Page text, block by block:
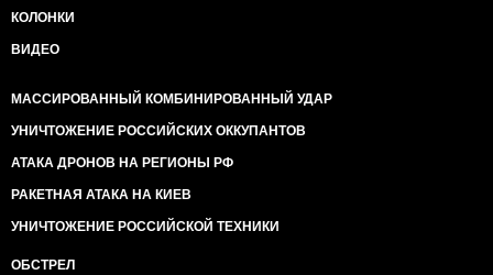
zayavil-chto-dlya-sberbanka-krym-ne-rossiya-42064/ -
ссылка).
может обернуться большим плюсом для российской
экономики. Надгробный крест, что ли?
15. Как россия борется с кризисом? Ждет, когда
премию по экономике.
16. Менты в Сочи пошли на дидов! Низабудим,
нипрастим! Бандеровская многоходовочка:
заселили Кубань "хохлами", которые ждали
удобного момента, чтобы начать
КОЛОНКИ
ВИДЕО
МАССИРОВАННЫЙ КОМБИНИРОВАННЫЙ УДАР
УНИЧТОЖЕНИЕ РОССИЙСКИХ ОККУПАНТОВ
АТАКА ДРОНОВ НА РЕГИОНЫ РФ
РАКЕТНАЯ АТАКА НА КИЕВ
УНИЧТОЖЕНИЕ РОССИЙСКОЙ ТЕХНИКИ
ОБСТРЕЛ